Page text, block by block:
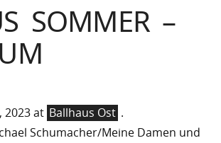
SOMMER –
2023 at Ballhaus Ost .
Schumacher/Meine Damen und